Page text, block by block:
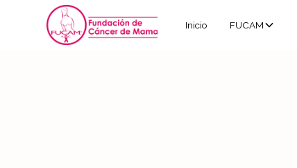
Inicio FUCAM